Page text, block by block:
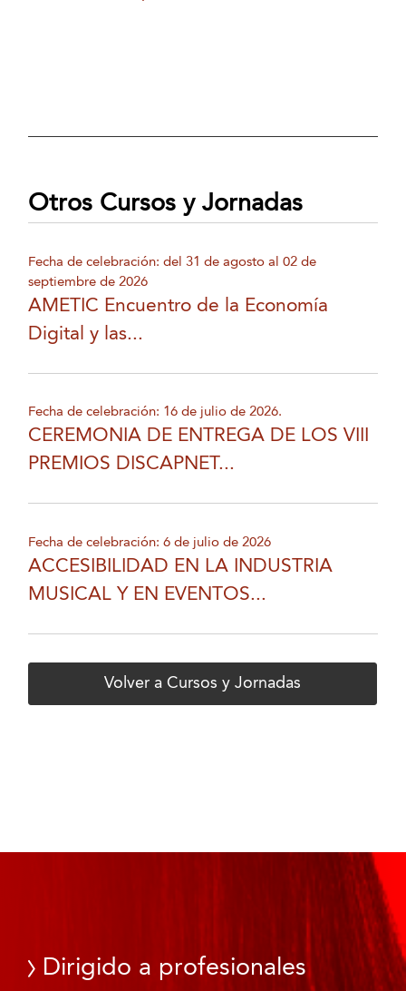
Otros Cursos y Jornadas
Fecha de celebración: del 31 de agosto al 02 de
septiembre de 2026
AMETIC Encuentro de la Economía
Digital y las...
Fecha de celebración: 16 de julio de 2026.
CEREMONIA DE ENTREGA DE LOS VIII
PREMIOS DISCAPNET...
Fecha de celebración: 6 de julio de 2026
ACCESIBILIDAD EN LA INDUSTRIA
MUSICAL Y EN EVENTOS...
Volver a Cursos y Jornadas
Dirigido a profesionales